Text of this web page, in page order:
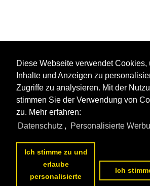
Diese Webseite verwendet Cookies,
Inhalte und Anzeigen zu
Zugriffe zu analysieren. Mit der
stimmen Sie der Verwendung von
zu. Mehr erfahren:
Datenschutz , Personalisierte
Ich stimme zu und
erlaube
personalisierte
Ich